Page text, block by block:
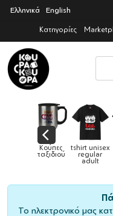
Ελληνικά English
Κατηγορίες
Κούπες
ταξιδιού
tshirt unisex
regular
adult
Το ηλεκτρονικό μας